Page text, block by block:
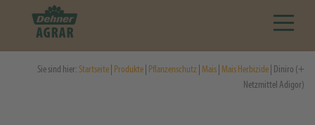
Sie sind hier:Startseite Produkte Pflanzenschutz Mais Mais Herbizide | Diniro (+
Netzmittel Adigor)